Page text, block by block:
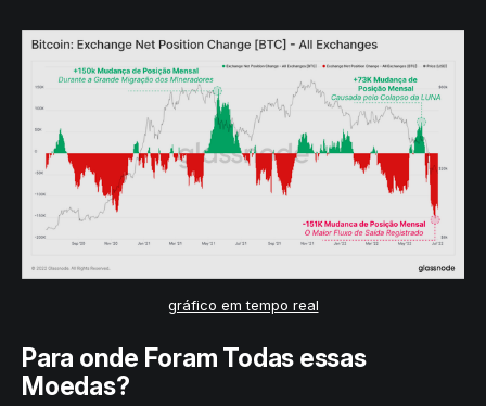
gráfico em tempo real
Para onde Foram Todas essas
Moedas?